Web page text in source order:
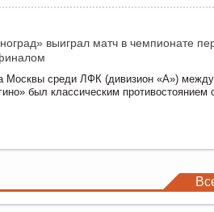
выиграл матч в чемпионате
Москвы среди ЛФК (дивизион «А»)
был классическим противостоянием